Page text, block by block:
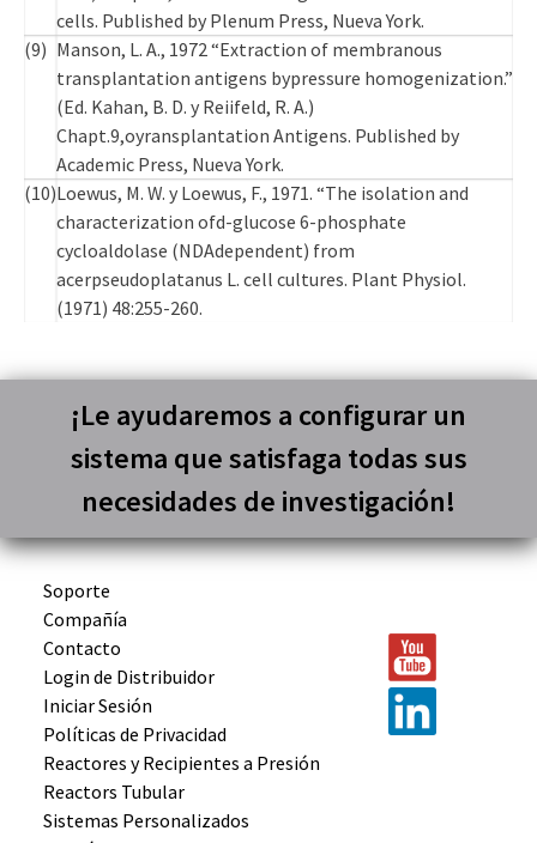
cells. Published by Plenum Press, Nueva York.
(9) Manson, L. A., 1972 “Extraction of membranous
transplantation antigens bypressure homogenization.”
(Ed. Kahan, B. D. y Reiifeld, R. A.)
Chapt.9,oyransplantation Antigens. Published by
Academic Press, Nueva York.
(10)Loewus, M. W. y Loewus, F., 1971. “The isolation and
characterization ofd-glucose 6-phosphate
cycloaldolase (NDAdependent) from
acerpseudoplatanus L. cell cultures. Plant Physiol.
(1971) 48:255-260.
¡Le ayudaremos a configurar un
sistema que satisfaga todas sus
necesidades de investigación!
Soporte
Compañía
Contacto
Login de Distribuidor
Iniciar Sesión
Políticas de Privacidad
Reactores yRecipientes a Presión
Reactors Tubular
Sistemas Personalizados